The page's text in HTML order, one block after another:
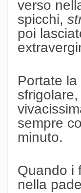
verso
spicchi,
poi
Portate
sempre
minuto.
Quando i
nella